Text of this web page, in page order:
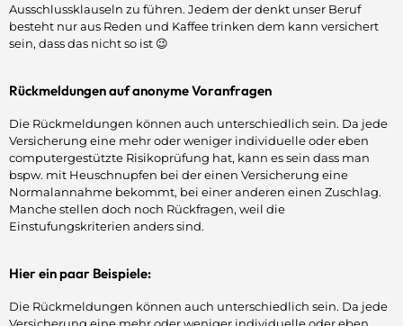
Ausschlussklauseln zu führen. Jedem der denkt unser Beruf
besteht nur aus Reden und Kaffee trinken dem kann versichert
sein, dass das nicht so ist 😉
Rückmeldungen auf anonyme Voranfragen
Die Rückmeldungen können auch unterschiedlich sein. Da jede
Versicherung eine mehr oder weniger individuelle oder eben
computergestützte Risikoprüfung hat, kann es sein dass man
bspw. mit Heuschnupfen bei der einen Versicherung eine
Normalannahme bekommt, bei einer anderen einen Zuschlag.
Manche stellen doch noch Rückfragen, weil die
Einstufungskriterien anders sind.
Hier ein paar Beispiele:
Die Rückmeldungen können auch unterschiedlich sein. Da jede
Versicherung eine mehr oder weniger individuelle oder eben